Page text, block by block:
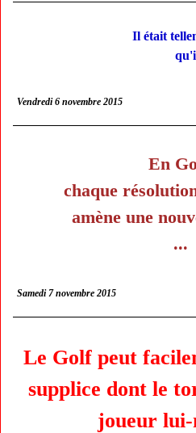
Il était
qu'il en
Vendredi 6 novembre 2015
En
chaque
amène une
...
Samedi 7 novembre 2015
Le Golf peut
supplice dont le
joueur lui-